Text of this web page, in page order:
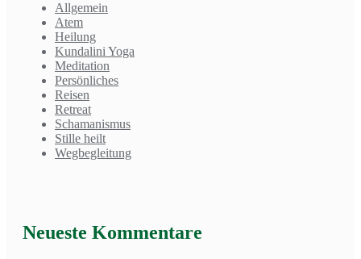
Allgemein
Atem
Heilung
Kundalini Yoga
Meditation
Persönliches
Reisen
Retreat
Schamanismus
Stille heilt
Wegbegleitung
Neueste Kommentare